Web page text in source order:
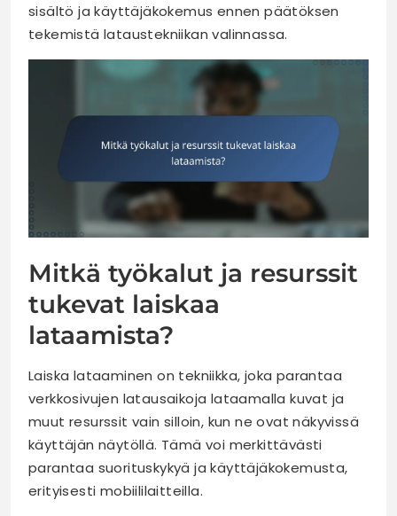
sisältö ja käyttäjäkokemus ennen päätöksen
tekemistä lataustekniikan valinnassa.
Mitkä työkalut ja resurssit
tukevat laiskaa
lataamista?
Laiska lataaminen on tekniikka, joka parantaa
verkkosivujen latausaikoja lataamalla kuvat ja
muut resurssit vain silloin, kun ne ovat näkyvissä
käyttäjän näytöllä. Tämä voi merkittävästi
parantaa suorituskykyä ja käyttäjäkokemusta,
erityisesti mobiililaitteilla.